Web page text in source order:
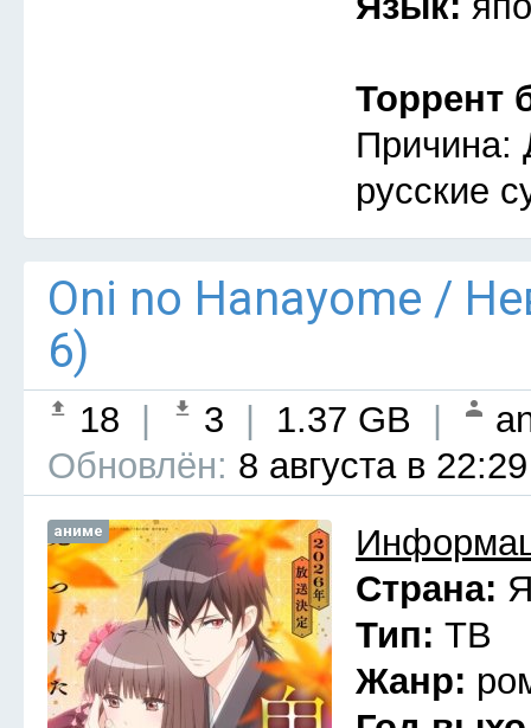
Торрент
Причина:
русские
Oni no Hanayome /
6)
18 3 1.37 GB
Обновлён: 8 августа в 22:29
аниме
Страна:
Тип: ТВ
Жанр: